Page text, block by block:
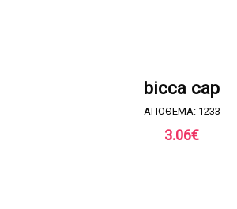
ΖΗΤΗΣΤΕ ΠΡΟΣΦΟΡΑ
bicca cap
ΑΠΟΘΕΜΑ: 1233
3.06€